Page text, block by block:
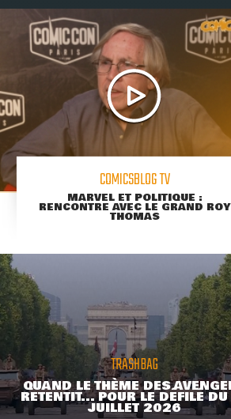
COMICSBLOG TV
MARVEL ET POLITIQUE :
RENCONTRE AVEC LE GRAND ROY
THOMAS
TRASHBAG
QUAND LE THÈME DES
RETENTIT... POUR LE DÉFILÉ
JUILLET 2026